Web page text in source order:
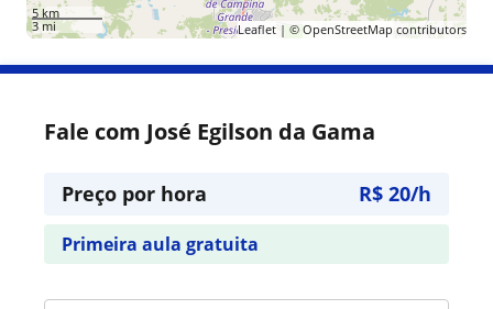
5 km
3 mi
Leaflet| © OpenStreetMap contributors
Fale com José Egilson da Gama
Preço por hora R$ 20/h
Primeira aula gratuita